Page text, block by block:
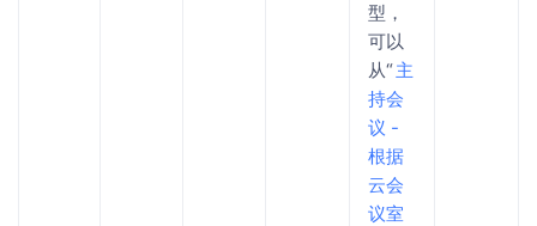
型，
可以
从“主
持会
议 -
根据
云会
议室